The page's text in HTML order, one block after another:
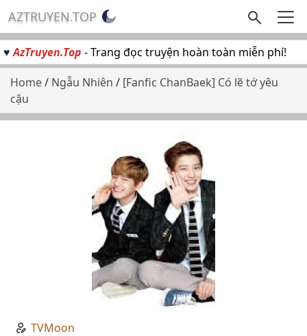
AZTRUYEN.TOP
♥AzTruyen.Top - Trang đọc truyện hoàn toàn miễn phí!
Home/ Ngẫu Nhiên / [Fanfic ChanBaek] Có lẽ tớ yêu
cậu
TVMoon